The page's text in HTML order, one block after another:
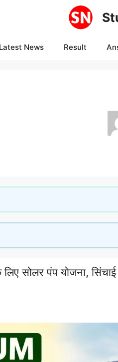
Latest News Result
सोलर पंप योजना, सिंचाई